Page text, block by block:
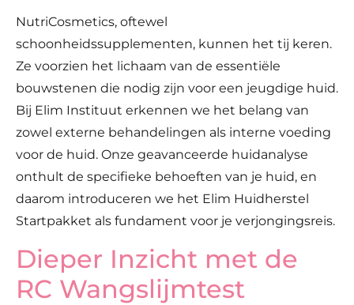
NutriCosmetics, oftewel
schoonheidssupplementen, kunnen het tij keren.
Ze voorzien het lichaam van de essentiële
bouwstenen die nodig zijn voor een jeugdige huid.
Bij Elim Instituut erkennen we het belang van
zowel externe behandelingen als interne voeding
voor de huid. Onze geavanceerde huidanalyse
onthult de specifieke behoeften van je huid, en
daarom introduceren we het Elim Huidherstel
Startpakket als fundament voor je verjongingsreis.
Dieper Inzicht met de
RC Wangslijmtest